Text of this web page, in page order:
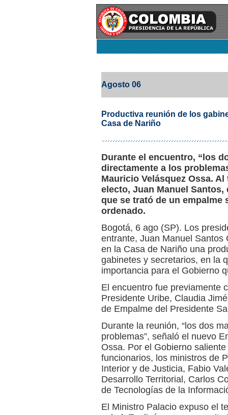
Agosto 06
Productiva reunión de los
Casa de Nariño
Durante el encuentro, “los
directamente a los
Mauricio Velásquez Ossa.
electo, Juan Manuel
que se trató de un
ordenado.
Bogotá, 6 ago (SP). Los
entrante, Juan Manuel Santos
en la Casa de Nariño una
gabinetes y secretarios, en la
importancia para el Gobierno
El encuentro fue previamente
Presidente Uribe, Claudia
de Empalme del Presidente
Durante la reunión, “los dos
problemas”, señaló el nuevo
Ossa. Por el Gobierno
funcionarios, los ministros de
Interior y de Justicia, Fabio
Desarrollo Territorial, Carlos
de Tecnologías de la
El Ministro Palacio expuso el